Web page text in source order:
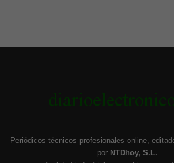
Periódicos técnicos profesionales online,
por NTDhoy, S.L.